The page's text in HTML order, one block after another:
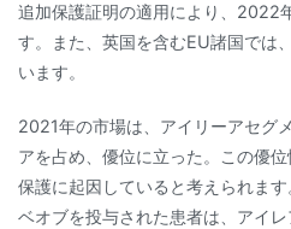
追加保護証明の適用により、2022
す。また、英国を含むEU諸国では
います。
2021年の市場は、アイリーアセグ
アを占め、優位に立った。この優
保護に起因していると考えられます
ベオブを投与された患者は、アイ